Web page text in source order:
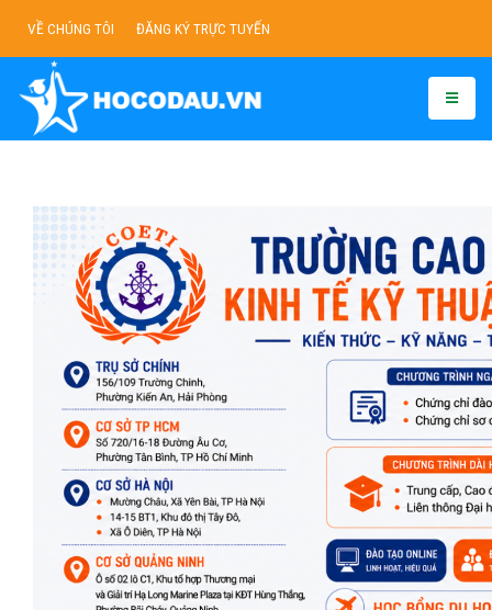
VỀ CHÚNG TÔI ĐĂNG KÝ TRỰC TUYẾN